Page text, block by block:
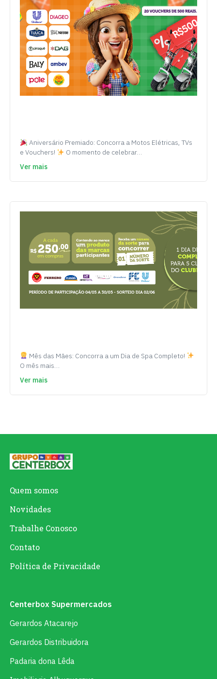
Aniversário Premiado: Concorra a Motos Elétricas, TVs
e Vouchers!
O momento de celebrar…
Ver mais
Mês das Mães: Concorra a um Dia de Spa Completo!
O mês mais…
Ver mais
Quem somos
Novidades
Trabalhe Conosco
Contato
Política de Privacidade
Centerbox Supermercados
Gerardos Atacarejo
Gerardos Distribuidora
Padaria dona Lêda